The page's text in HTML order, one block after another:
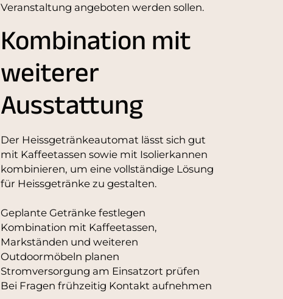
Veranstaltung angeboten werden sollen.
Kombination mit
weiterer
Ausstattung
Der Heissgetränkeautomat lässt sich gut
mit Kaffeetassen sowie mit Isolierkannen
kombinieren, um eine vollständige Lösung
für Heissgetränke zu gestalten.
Geplante Getränke festlegen
Kombination mit Kaffeetassen,
Markständen und weiteren
Outdoormöbeln planen
Stromversorgung am Einsatzort prüfen
Bei Fragen frühzeitig Kontakt aufnehmen